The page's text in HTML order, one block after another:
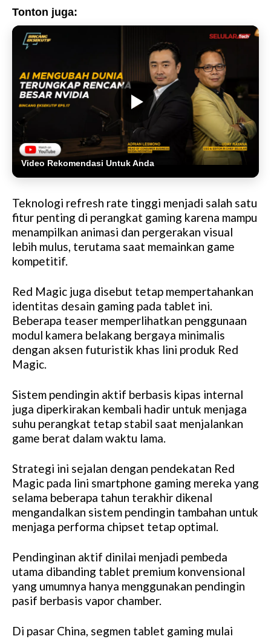
Tonton juga:
Video Rekomendasi Untuk Anda
Teknologi refresh rate tinggi menjadi salah satu
fitur penting di perangkat gaming karena mampu
menampilkan animasi dan pergerakan visual
lebih mulus, terutama saat memainkan game
kompetitif.
Red Magic juga disebut tetap mempertahankan
identitas desain gaming pada tablet ini.
Beberapa teaser memperlihatkan penggunaan
modul kamera belakang bergaya minimalis
dengan aksen futuristik khas lini produk Red
Magic.
Sistem pendingin aktif berbasis kipas internal
juga diperkirakan kembali hadir untuk menjaga
suhu perangkat tetap stabil saat menjalankan
game berat dalam waktu lama.
Strategi ini sejalan dengan pendekatan Red
Magic pada lini smartphone gaming mereka yang
selama beberapa tahun terakhir dikenal
mengandalkan sistem pendingin tambahan untuk
menjaga performa chipset tetap optimal.
Pendinginan aktif dinilai menjadi pembeda
utama dibanding tablet premium konvensional
yang umumnya hanya menggunakan pendingin
pasif berbasis vapor chamber.
Di pasar China, segmen tablet gaming mulai